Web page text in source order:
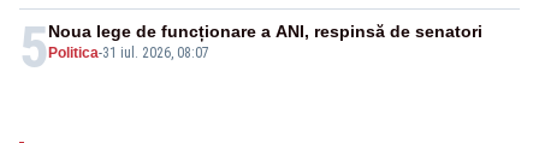
5 Politica-31 iul. 2026, 08:07
Noua lege de funcționare a ANI, respinsă de senatori